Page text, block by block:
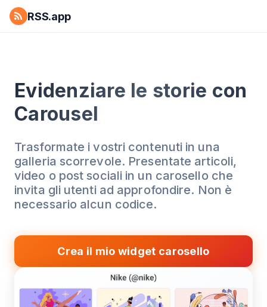
RSS.app
Evidenziare le storie con
Carousel
Trasformate i vostri contenuti in una
galleria scorrevole. Presentate articoli,
video o post sociali in un carosello che
invita gli utenti ad approfondire. Non è
necessario alcun codice.
Crea il mio widget carosello